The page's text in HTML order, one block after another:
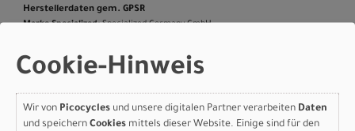
Herstellerdaten gem. GPSR
Marke Specialized:Specialized Germany GmbH
Cookie-Hinweis
Wir von Picocycles und unsere digitalen Partner verarbeiten Daten
und speichern Cookies mittels dieser Website. Einige sind für den